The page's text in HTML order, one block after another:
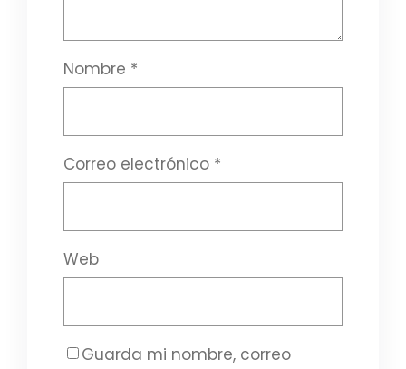
Nombre *
Correo electrónico *
Web
Guarda mi nombre, correo